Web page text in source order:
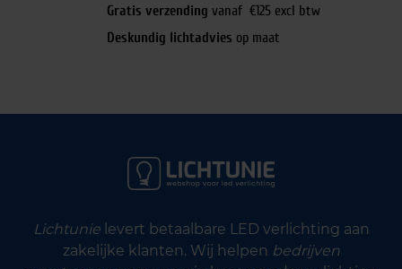
Gratis verzending vanaf €125 excl btw
Deskundig lichtadvies op maat
Lichtunielevert betaalbare LED verlichting aan
zakelijke klanten. Wij helpen bedrijven